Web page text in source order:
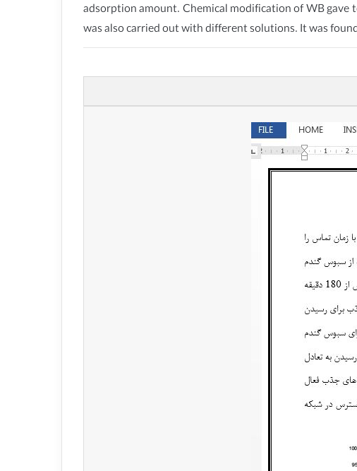
adsorption amount. Chemical modification of WB
was also carried out with different solutions. It was